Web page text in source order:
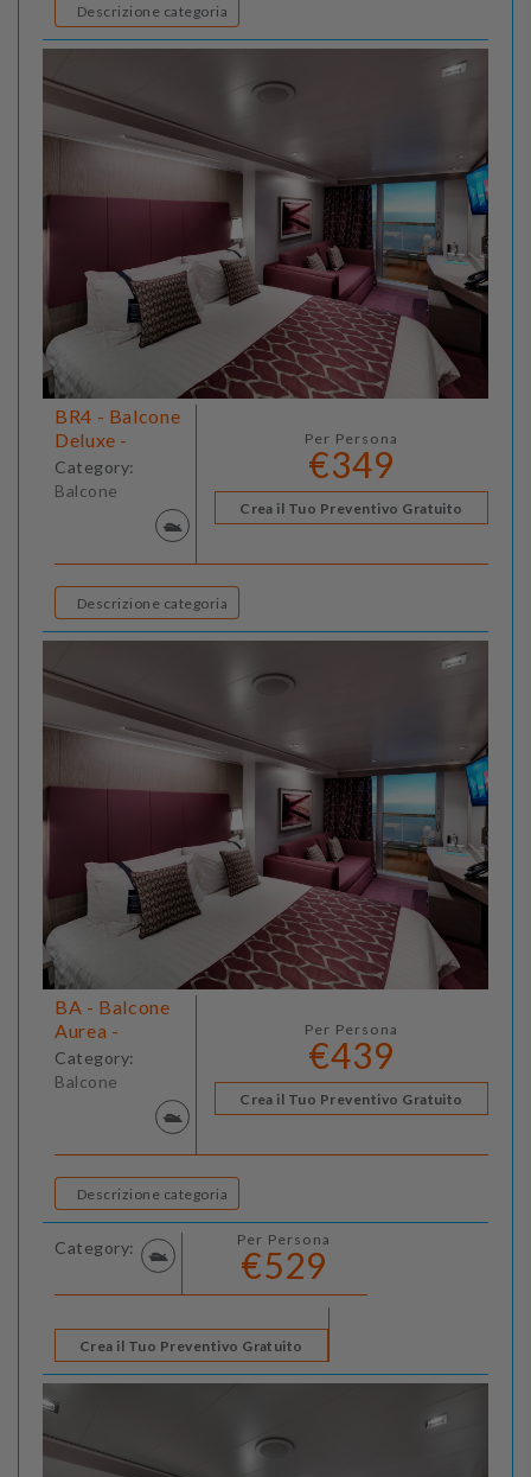
Descrizione categoria
BR4 - Balcone
Deluxe -
Category:
Balcone
Per Persona
€349
Crea il Tuo Preventivo Gratuito
Descrizione categoria
BA - Balcone
Aurea -
Category:
Balcone
Per Persona
€439
Crea il Tuo Preventivo Gratuito
Descrizione categoria
Category: Per Persona
€529
Crea il Tuo Preventivo Gratuito